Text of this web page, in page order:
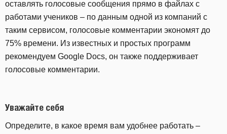
оставлять голосовые сообщения прямо в файлах с
работами учеников – по данным одной из компаний с
таким сервисом, голосовые комментарии экономят до
75% времени. Из известных и простых программ
рекомендуем Google Docs, он также поддерживает
голосовые комментарии.
Уважайте себя
Определите, в какое время вам удобнее работать –